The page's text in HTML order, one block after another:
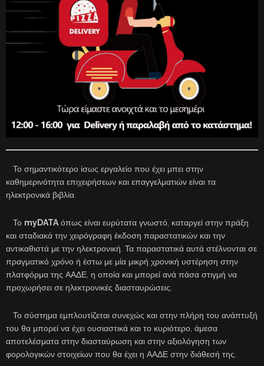
Το σημαντικότερο ίσως εργαλείο που έχει μπει στην
καθημερινότητα επιχειρήσεων και επαγγελματιών είναι τα
ηλεκτρονικά βιβλία.
Το myDATA όπως είναι ευρύτατα γνωστό, καταργεί στην πράξη
και σταδιακά την χειρόγραφη έκδοση παραστατικών και την
αντικαθιστά με την ηλεκτρονική. Τα παραστατικά αυτά στέλνονται σε
πραγματικό χρόνο ή έστω με μία μικρή χρονική υστέρηση στην
πλατφόρμα της ΑΑΔΕ, η οποία και μπορεί ανά πάσα στιγμή να
προχωρήσει σε ηλεκτρονικές διασταυρώσεις.
Το σύστημα εμπλουτίζεται συνεχώς και στην πλήρη του ανάπτυξή
του θα μπορεί να έχει ουσιαστικά και το κυριότερο, άμεσα
αποτελέσματα στην διασταύρωση και στην αξιολόγηση των
φορολογικών στοιχείων που θα έχει η ΑΑΔΕ στην διάθεσή της.